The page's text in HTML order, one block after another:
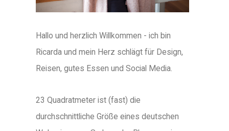
Hallo und herzlich Willkommen - ich bin
Ricarda und mein Herz schlägt für Design,
Reisen, gutes Essen und Social Media.
23 Quadratmeter ist (fast) die
durchschnittliche Größe eines deutschen